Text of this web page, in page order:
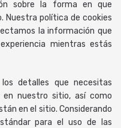
sobre la forma en que
Nuestra política de cookies
la información que
mientras estás
detalles que necesitas
en nuestro sitio, así como
en el sitio. Considerando
para el uso de las